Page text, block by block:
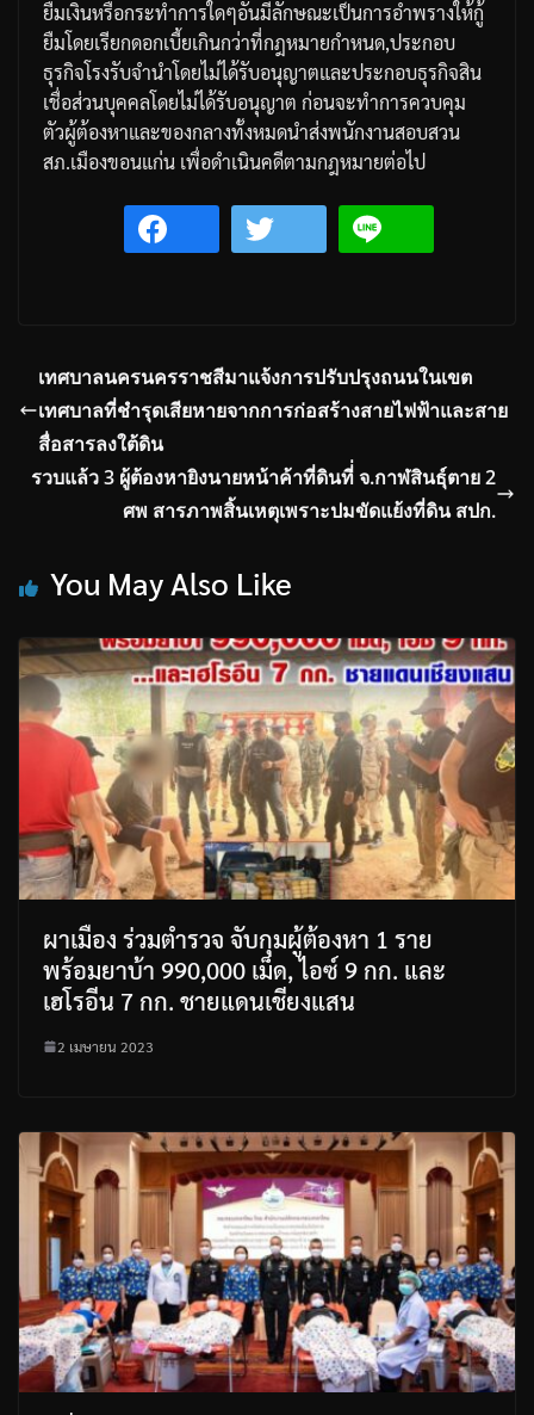
ยืมเงินหรือกระทำการใดๆอันมีลักษณะเป็นการอำพรางให้กู้
ยืมโดยเรียกดอกเบี้ยเกินกว่าที่กฎหมายกำหนด,ประกอบ
ธุรกิจโรงรับจำนำโดยไม่ได้รับอนุญาตและประกอบธุรกิจสิน
เชื่อส่วนบุคคลโดยไม่ได้รับอนุญาต ก่อนจะทำการควบคุม
ตัวผู้ต้องหาและของกลางทั้งหมดนำส่งพนักงานสอบสวน
สภ.เมืองขอนแก่น เพื่อดำเนินคดีตามกฎหมายต่อไป
เทศบาลนครนครราชสีมาแจ้งการปรับปรุงถนนในเขต
เทศบาลที่ชำรุดเสียหายจากการก่อสร้างสายไฟฟ้าและสาย
สื่อสารลงใต้ดิน
รวบแล้ว 3 ผู้ต้องหายิงนายหน้าค้าที่ดินที่่ จ.กาฬสินธุ์ตาย 2
ศพ สารภาพสิ้นเหตุเพราะปมขัดแย้งที่ดิน สปก.
You May Also Like
ผาเมือง ร่วมตำรวจ จับกุมผู้ต้องหา 1 ราย
พร้อมยาบ้า 990,000 เม็ด, ไอซ์ 9 กก. และ
เฮโรอีน 7 กก. ชายแดนเชียงแสน
2 เมษายน 2023